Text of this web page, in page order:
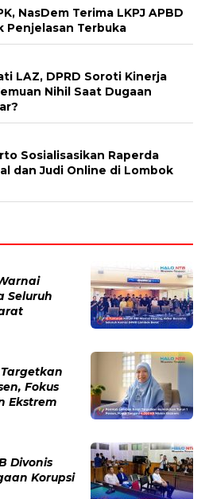
NasDem Terima LKPJ APBD
Penjelasan Terbuka
LAZ, DPRD Soroti Kinerja
Nihil Saat Dugaan
Sosialisasikan Raperda
dan Judi Online di Lombok
Seluruh
Fokus
Ekstrem
Divonis
Korupsi